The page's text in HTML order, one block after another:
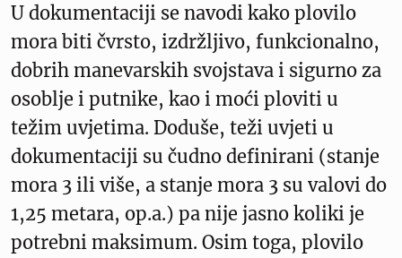
U dokumentaciji se navodi kako plovilo
mora biti čvrsto, izdržljivo, funkcionalno,
dobrih manevarskih svojstava i sigurno za
osoblje i putnike, kao i moći ploviti u
težim uvjetima. Doduše, teži uvjeti u
dokumentaciji su čudno definirani (stanje
mora 3 ili više, a stanje mora 3 su valovi do
1,25 metara, op.a.) pa nije jasno koliki je
potrebni maksimum. Osim toga, plovilo